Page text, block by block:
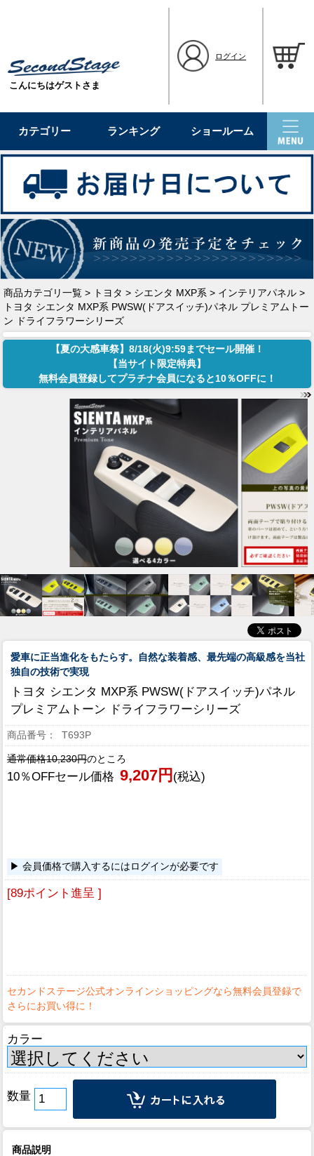
こんにちはゲストさま
ログイン
カテゴリー ランキング ショールーム
商品カテゴリ一覧 > トヨタ > シエンタ MXP系 > インテリアパネル >
トヨタ シエンタ MXP系 PWSW(ドアスイッチ)パネル プレミアムトー
ン ドライフラワーシリーズ
【夏の大感車祭】8/18(火)9:59までセール開催！
【当サイト限定特典】
無料会員登録してプラチナ会員になると10％OFFに！
愛車に正当進化をもたらす。自然な装着感、最先端の高級感を当社
独自の技術で実現
トヨタ シエンタ MXP系 PWSW(ドアスイッチ)パネル
プレミアムトーン ドライフラワーシリーズ
T693P
通常価格10,230円のところ
10％OFFセール価格 9,207円 (税込)
会員価格で購入するにはログインが必要です
[89ポイント進呈 ]
カラー
数量
商品説明